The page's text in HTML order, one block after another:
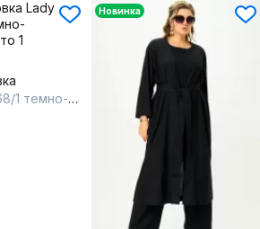
синий_с_бежевым
Новинка